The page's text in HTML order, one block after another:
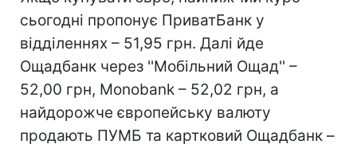
сьогодні пропонує ПриватБанк у
відділеннях – 51,95 грн. Далі йде
Ощадбанк через ''Мобільний Ощад'' –
52,00 грн, Monobank – 52,02 грн, а
найдорожче європейську валюту
продають ПУМБ та картковий Ощадбанк –